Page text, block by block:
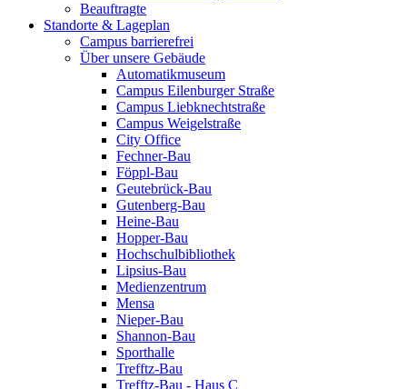
Beauftragte
Standorte & Lageplan
Campus barrierefrei
Über unsere Gebäude
Automatikmuseum
Campus Eilenburger Straße
Campus Liebknechtstraße
Campus Weigelstraße
City Office
Fechner-Bau
Föppl-Bau
Geutebrück-Bau
Gutenberg-Bau
Heine-Bau
Hopper-Bau
Hochschulbibliothek
Lipsius-Bau
Medienzentrum
Mensa
Nieper-Bau
Shannon-Bau
Sporthalle
Trefftz-Bau
Trefftz-Bau - Haus C